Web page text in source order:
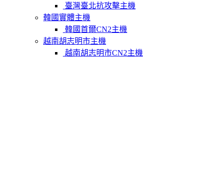
臺灣臺北抗攻擊主機
韓國實體主機
韓國首爾CN2主機
越南胡志明市主機
越南胡志明市CN2主機